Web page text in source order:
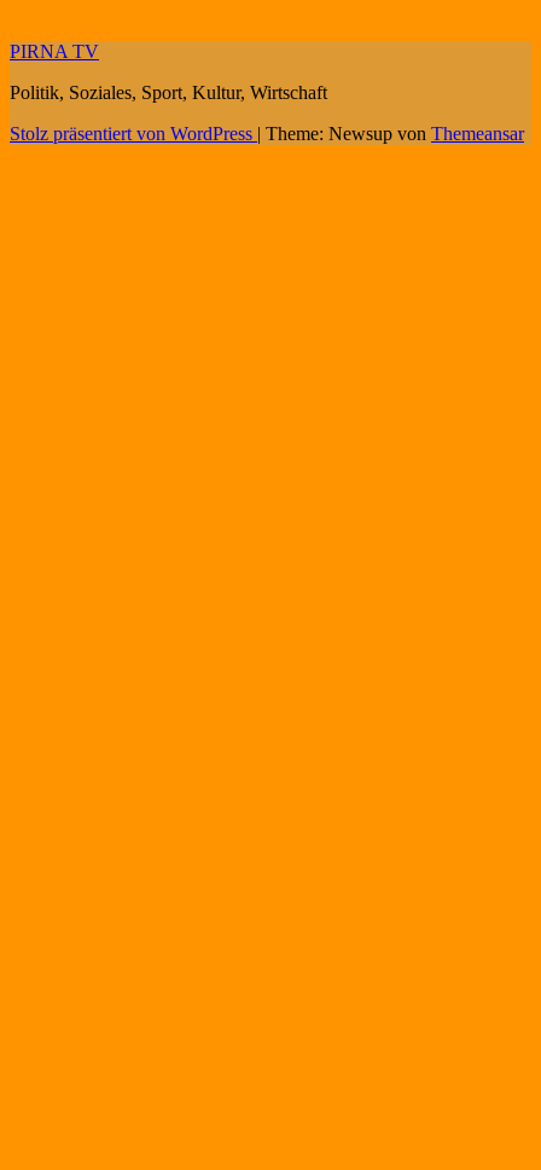
PIRNA TV
Politik, Soziales, Sport, Kultur, Wirtschaft
Stolz präsentiert von WordPress | Theme: Newsup von Themeansar